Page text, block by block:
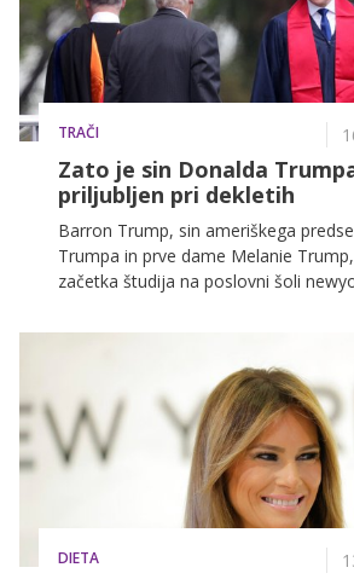
TRAČI
Zato je sin Donalda
priljubljen pri dekletih
Barron Trump, sin ameriškega
Trumpa in prve dame Melanie
začetka študija na poslovni šoli
DIETA